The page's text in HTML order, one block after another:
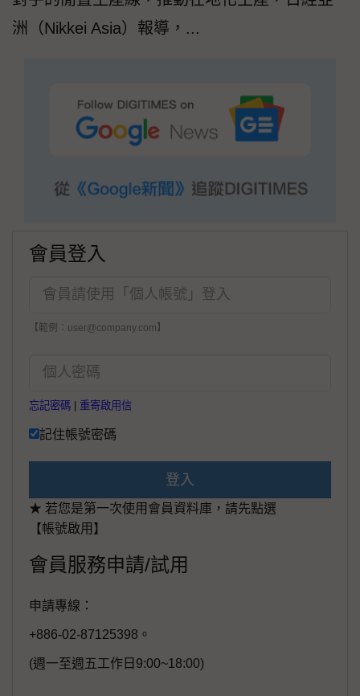
洲（Nikkei Asia）報導，...
會員登入
【範例：user@company.com】
忘記密碼 重寄啟用信
記住帳號密碼
登入
★ 若您是第一次使用會員資料庫，請先點選
【帳號啟用】
會員服務申請/試用
申請專線：
+886-02-87125398。
(週一至週五工作日9:00~18:00)